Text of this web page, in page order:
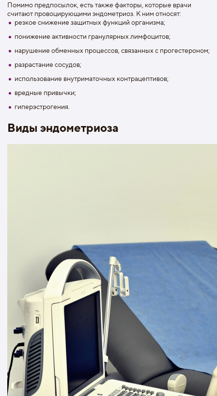
Помимо предпосылок, есть также факторы, которые врачи
считают провоцирующими эндометриоз. К ним относят:
резкое снижение защитных функций организма;
понижение активности гранулярных лимфоцитов;
нарушение обменных процессов, связанных с прогестероном;
разрастание сосудов;
использование внутриматочных контрацептивов;
вредные привычки;
гиперэстрогения.
Виды эндометриоза